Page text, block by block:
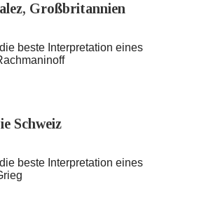
Großbritannien
beste Interpretation eines
Schweiz
beste Interpretation eines